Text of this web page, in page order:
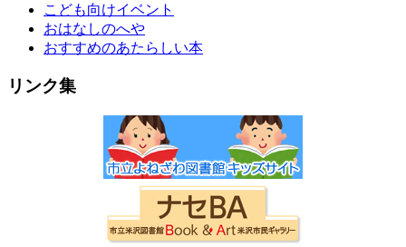
こども向けイベント
おはなしのへや
おすすめのあたらしい本
リンク集